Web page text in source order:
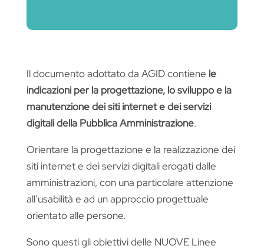
Il documento adottato da AGID contiene le
indicazioni per la progettazione, lo sviluppo e la
manutenzione dei siti internet e dei servizi
digitali della Pubblica Amministrazione.
Orientare la progettazione e la realizzazione dei
siti internet e dei servizi digitali erogati dalle
amministrazioni, con una particolare attenzione
all’usabilità e ad un approccio progettuale
orientato alle persone.
Sono questi gli obiettivi delle NUOVE Linee